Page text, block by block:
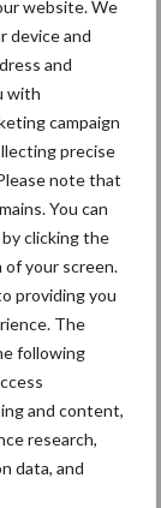
website. We
device and
and
with
campaign
precise
note that
You can
clicking the
your screen.
providing you
The
following
and content,
research,
data, and
nieuws
grillig:
houden
&